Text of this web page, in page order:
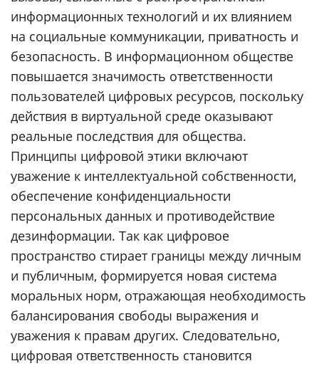
информационных технологий и их влиянием
на социальные коммуникации, приватность и
безопасность. В информационном обществе
повышается значимость ответственности
пользователей цифровых ресурсов, поскольку
действия в виртуальной среде оказывают
реальные последствия для общества.
Принципы цифровой этики включают
уважение к интеллектуальной собственности,
обеспечение конфиденциальности
персональных данных и противодействие
дезинформации. Так как цифровое
пространство стирает границы между личным
и публичным, формируется новая система
моральных норм, отражающая необходимость
балансирования свободы выражения и
уважения к правам других. Следовательно,
цифровая ответственность становится